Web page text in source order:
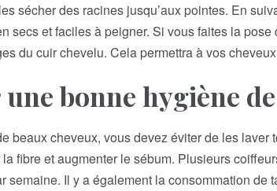
sécher des racines jusqu’aux pointes. En
secs et faciles à peigner. Si vous faites la
du cuir chevelu. Cela permettra à vos
bonne hygiène
beaux cheveux, vous devez éviter de les
fibre et augmenter le sébum. Plusieurs
semaine. Il y a également la consommation de